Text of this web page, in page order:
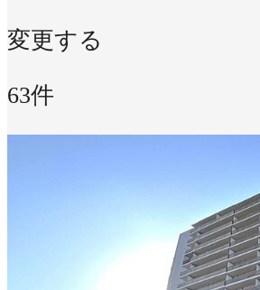
変更する
63件